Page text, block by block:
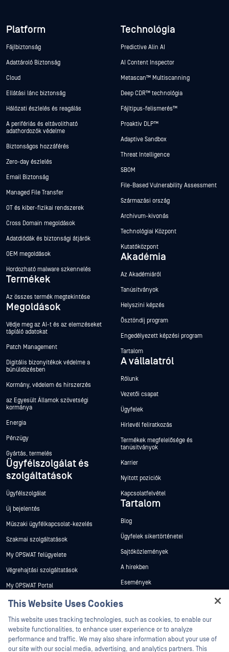
Platform
Fájlbiztonság
Adattároló Biztonság
Cloud
Ellátási lánc biztonság
Hálózati észlelés és reagálás
A perifériás és eltávolítható
adathordozók védelme
Biztonságos hozzáférés
Zero-day észlelés
Email Biztonság
Managed File Transfer
OT és kiber-fizikai rendszerek
Cross Domain megoldások
Adatdiódák és biztonsági átjárók
OEM megoldások
Hordozható malware szkennelés
Termékek
Az összes termék megtekintése
Megoldások
Védje meg az AI-t és az elemzéseket
tápláló adatokat
Patch Management
Digitális bizonyítékok védelme a
bűnüldözésben
Kormány, védelem és hírszerzés
az Egyesült Államok szövetségi
kormánya
Energia
Pénzügy
Gyártás, termelés
Ügyfélszolgálat és
szolgáltatások
Ügyfélszolgálat
Új bejelentés
Műszaki ügyfélkapcsolat-kezelés
Szakmai szolgáltatások
My OPSWAT felügyelete
Végrehajtási szolgáltatások
My OPSWAT Portal
Műszaki dokumentáció
Képzések
Biztonsági sebezhetőségi program
Partnerek
Technológia
Predictive Alin AI
AI Content Inspector
Metascan™ Multiscanning
Deep CDR™ technológia
Fájltípus-felismerés™
Proaktív DLP™
Adaptive Sandbox
Threat Intelligence
SBOM
File-Based Vulnerability Assessment
Származási ország
Archívum-kivonás
Technológiai Központ
Kutatóközpont
Akadémia
Az Akadémiáról
Tanúsítványok
Helyszíni képzés
Ösztöndíj program
Engedélyezett képzési program
Tartalom
A vállalatról
Rólunk
Vezetői csapat
Ügyfelek
Hírlevél feliratkozás
Termékek megfelelősége és
tanúsítványok
Karrier
Nyitott pozíciók
Kapcsolatfelvétel
Tartalom
Blog
Ügyfelek sikertörténetei
Sajtóközlemények
A hírekben
Események
Fehér könyvek
This Website Uses Cookies
This website uses tracking technologies, such as cookies, to enable our
website functionalities, to enhance user experience or to analyze
performance and traffic. We may also share information about your use of
our site with our social media, advertising, and analytics partners. This
Hey there!
I'm Ozzy, your OPSWAT virtual assistant.
How can I help you secure what's critical
today?